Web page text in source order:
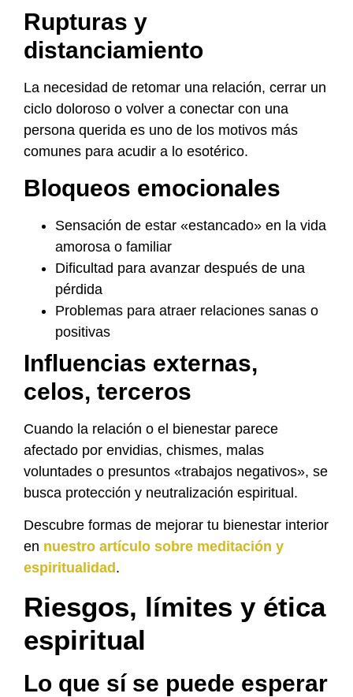
Rupturas y
distanciamiento
La necesidad de retomar una relación, cerrar un
ciclo doloroso o volver a conectar con una
persona querida es uno de los motivos más
comunes para acudir a lo esotérico.
Bloqueos emocionales
Sensación de estar «estancado» en la vida
amorosa o familiar
Dificultad para avanzar después de una
pérdida
Problemas para atraer relaciones sanas o
positivas
Influencias externas,
celos, terceros
Cuando la relación o el bienestar parece
afectado por envidias, chismes, malas
voluntades o presuntos «trabajos negativos», se
busca protección y neutralización espiritual.
Descubre formas de mejorar tu bienestar interior
en nuestro artículo sobre meditación y
espiritualidad .
Riesgos, límites y ética
espiritual
Lo que sí se puede esperar